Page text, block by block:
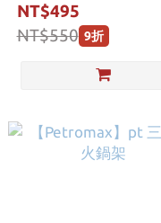
NT$495
NT$550 9折